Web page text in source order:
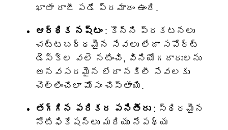
ఖాతా రాజీ పడే ప్రమాదం ఉంది.
ఆర్థిక నష్టం: కొన్ని ప్రకటనలు
చట్టబద్ధమైన సేవలు లేదా సపోర్ట్
డెస్క్‌ల వలె నటించి, వినియోగదారులను
అనవసరమైన లేదా నకిలీ సేవలకు
చెల్లించేలా మోసం చేస్తాయి.
తగ్గిన పరికర పనితీరు: స్థిరమైన
నోటిఫికేషన్‌లు మరియు నేపథ్య